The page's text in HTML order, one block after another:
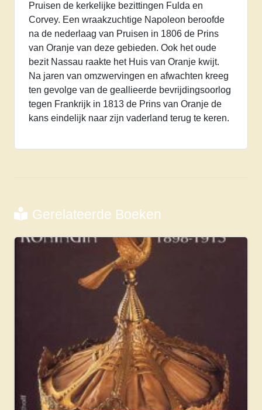
Pruisen de kerkelijke bezittingen Fulda en
Corvey. Een wraakzuchtige Napoleon beroofde
na de nederlaag van Pruisen in 1806 de Prins
van Oranje van deze gebieden. Ook het oude
bezit Nassau raakte het Huis van Oranje kwijt.
Na jaren van omzwervingen en afwachten kreeg
ten gevolge van de geallieerde bevrijdingsoorlog
tegen Frankrijk in 1813 de Prins van Oranje de
kans eindelijk naar zijn vaderland terug te keren.
Gerelateerde Boeken